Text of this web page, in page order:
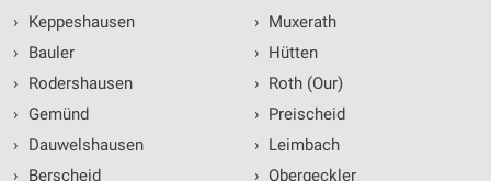
›
Keppeshausen
›
Bauler
›
Rodershausen
›
Gemünd
›
Dauwelshausen
›
Berscheid
› Muxerath
› Hütten
› Roth (Our)
› Preischeid
› Leimbach
› Obergeckler
Speichern von oder Zugriff auf Informationen
auf einem Endgerät
Verwendung reduzierter Daten zur Auswahl von
Werbeanzeigen
Erstellung von Profilen für personalisierte
Werbung